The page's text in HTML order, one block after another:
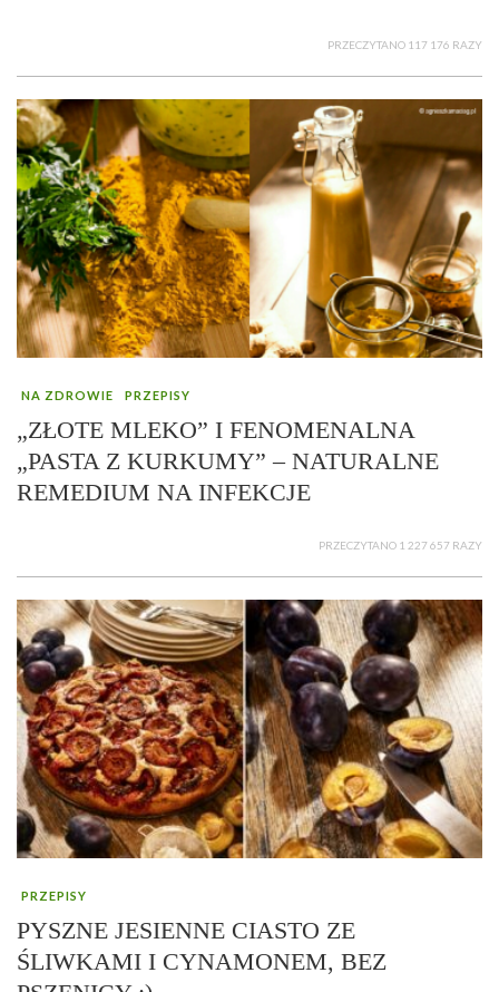
PRZECZYTANO 117 176 RAZY
NA ZDROWIE PRZEPISY
„ZŁOTE MLEKO” I FENOMENALNA
„PASTA Z KURKUMY” – NATURALNE
REMEDIUM NA INFEKCJE
PRZECZYTANO 1 227 657 RAZY
PRZEPISY
PYSZNE JESIENNE CIASTO ZE
ŚLIWKAMI I CYNAMONEM, BEZ